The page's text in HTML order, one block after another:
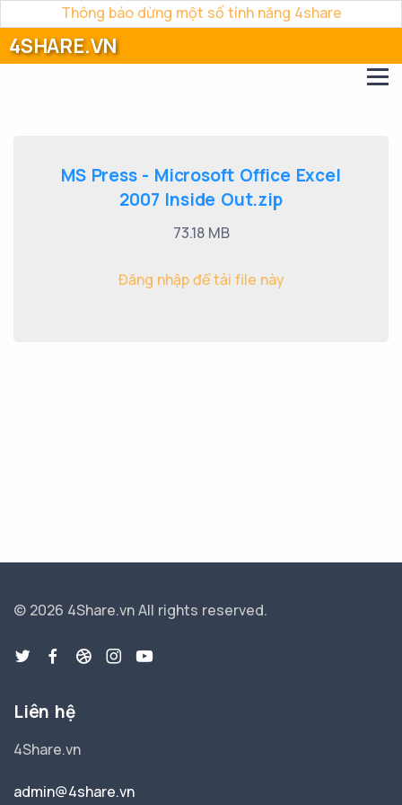
Thông báo dừng một số tính năng 4share
4SHARE.VN
MS Press - Microsoft Office Excel
2007 Inside Out.zip
73.18 MB
Đăng nhập để tải file này
© 2026 4Share.vnAll rights reserved.
Liên hệ
4Share.vn
admin@4share.vn